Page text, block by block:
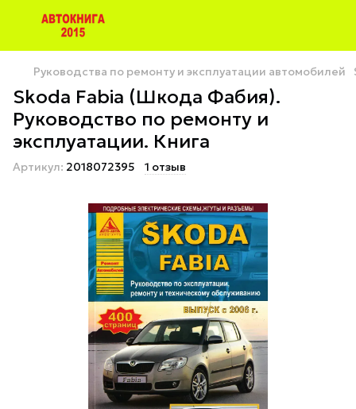
Руководства по ремонту и эксплуатации автомобилей
Skoda Fabia (Шкода Фабия).
Руководство по ремонту и
эксплуатации. Книга
Артикул: 2018072395 1 отзыв